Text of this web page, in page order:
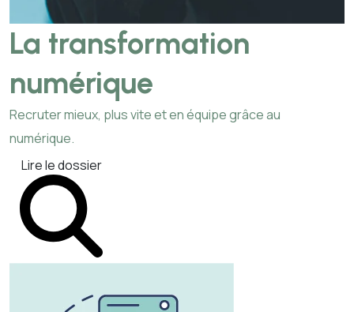
La transformation
numérique
Recruter mieux, plus vite et en équipe grâce au
numérique.
Lire le dossier